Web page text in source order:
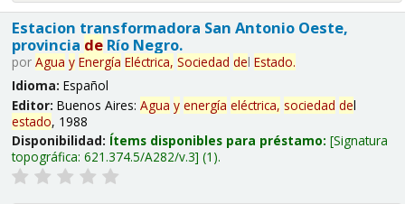
Estacion transformadora San Antonio Oeste,
provincia deRío Negro.
por Agua y Energía Eléctrica, Sociedad del Estado.
Idioma: Español
Editor: Buenos Aires: Agua y energía eléctrica, sociedad del
estado, 1988
Disponibilidad: Ítems disponibles para préstamo: Signatura
topográfica: 621.374.5/A282/v.3 (1).